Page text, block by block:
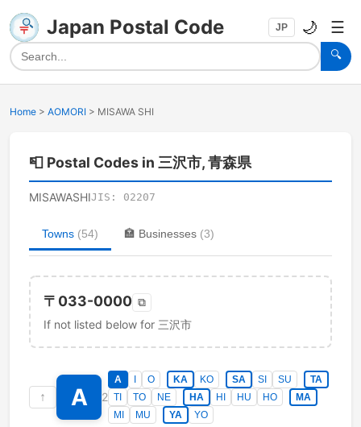
Japan Postal Code
🔍
JP 🌙 ☰
Home > AOMORI > MISAWA SHI
📮 Postal Codes in 三沢市, 青森県
MISAWASHIJIS: 02207
Towns (54) 🏣 Businesses (3)
〒 033-0000 ⧉
If not listed below for 三沢市
↑ A 2
A O KA KO SA SI SU
TA
TI
TO NE HA HI HU HO
MA
MI
MU YA YO